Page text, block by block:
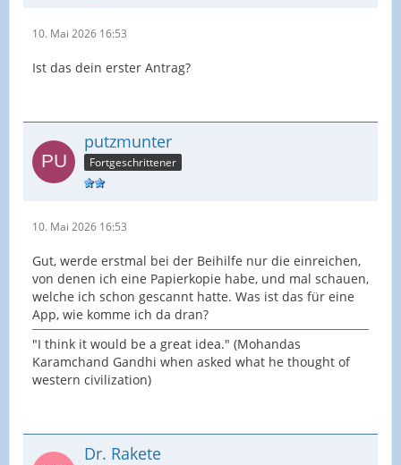
10. Mai 2026 16:53
Ist das dein erster Antrag?
putzmunter
Fortgeschrittener
10. Mai 2026 16:53
Gut, werde erstmal bei der Beihilfe nur die einreichen,
von denen ich eine Papierkopie habe, und mal schauen,
welche ich schon gescannt hatte. Was ist das für eine
App, wie komme ich da dran?
"I think it would be a great idea." (Mohandas
Karamchand Gandhi when asked what he thought of
western civilization)
Dr. Rakete